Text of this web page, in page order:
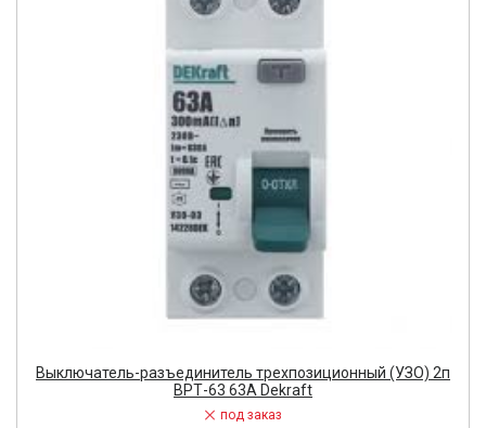
Выключатель-разъединитель трехпозиционный (УЗО) 2п
ВРТ-63 63А Dekraft
под заказ